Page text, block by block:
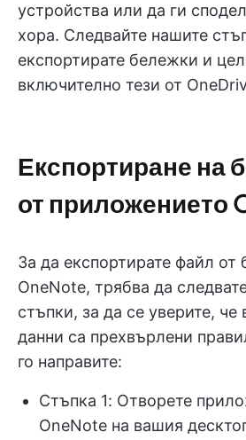
устройства или да ги
хора. Следвайте нашите
експортирате бележки и
включително тези от
Експортиране на
от приложението
За да експортирате файл от
OneNote, трябва да
стъпки, за да се уверите,
данни са прехвърлени
го направите:
Стъпка 1: Отворете
OneNote на вашия